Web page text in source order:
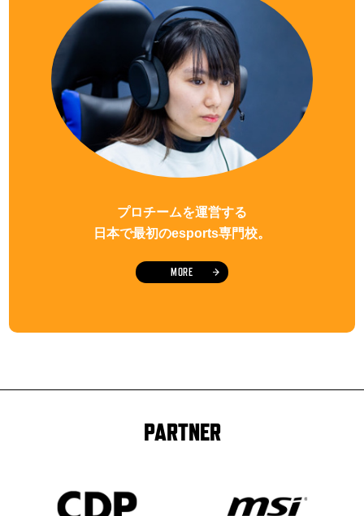
プロチームを運営する
日本で最初のesports専門校。
MORE
PARTNER